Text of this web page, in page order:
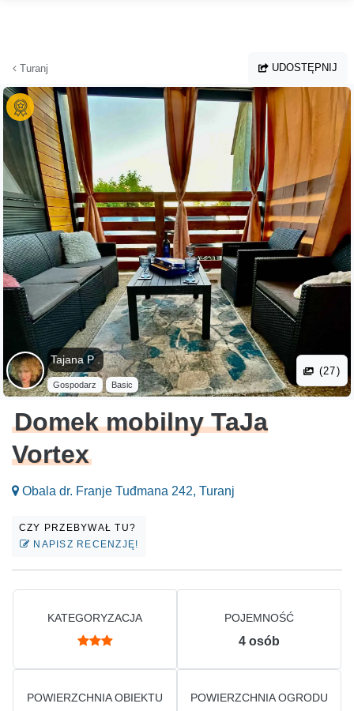
Turanj UDOSTĘPNIJ
Tajana P .
Gospodarz Basic
(27)
Domek mobilny TaJa
Vortex
Obala dr. Franje Tuđmana 242, Turanj
CZY PRZEBYWAŁ TU?
NAPISZ RECENZJĘ!
KATEGORYZACJA POJEMNOŚĆ
4 osób
POWIERZCHNIA OBIEKTU POWIERZCHNIA OGRODU